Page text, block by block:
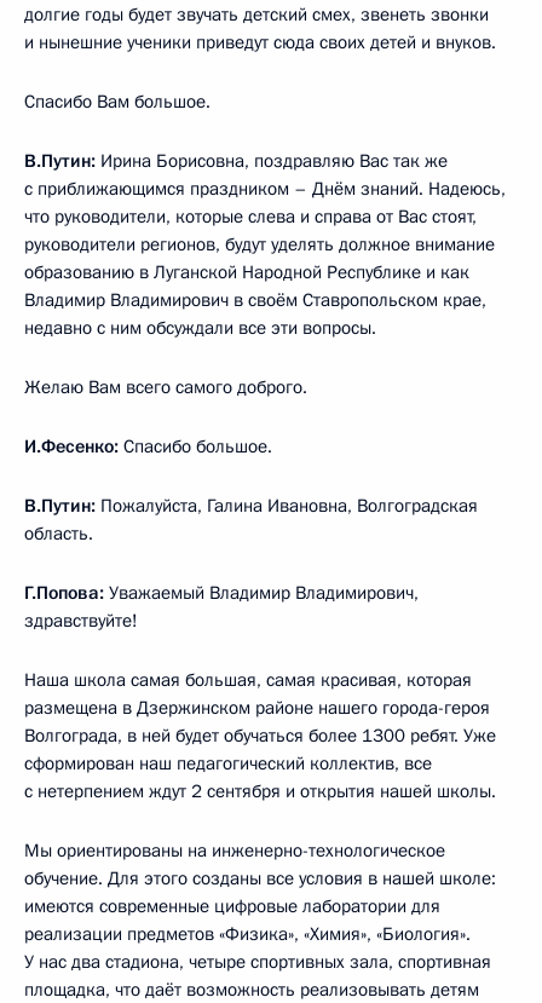
долгие годы будет звучать детский смех, звенеть звонки
и нынешние ученики приведут сюда своих детей и внуков.
Спасибо Вам большое.
В.Путин: Ирина Борисовна, поздравляю Вас так же
с приближающимся праздником – Днём знаний. Надеюсь,
что руководители, которые слева и справа от Вас стоят,
руководители регионов, будут уделять должное внимание
образованию в Луганской Народной Республике и как
Владимир Владимирович в своём Ставропольском крае,
недавно с ним обсуждали все эти вопросы.
Желаю Вам всего самого доброго.
И.Фесенко: Спасибо большое.
В.Путин: Пожалуйста, Галина Ивановна, Волгоградская
область.
Г.Попова: Уважаемый Владимир Владимирович,
здравствуйте!
Наша школа самая большая, самая красивая, которая
размещена в Дзержинском районе нашего города-героя
Волгограда, в ней будет обучаться более 1300 ребят. Уже
сформирован наш педагогический коллектив, все
с нетерпением ждут 2 сентября и открытия нашей школы.
Мы ориентированы на инженерно-технологическое
обучение. Для этого созданы все условия в нашей школе:
имеются современные цифровые лаборатории для
реализации предметов «Физика», «Химия», «Биология».
У нас два стадиона, четыре спортивных зала, спортивная
площадка, что даёт возможность реализовывать детям